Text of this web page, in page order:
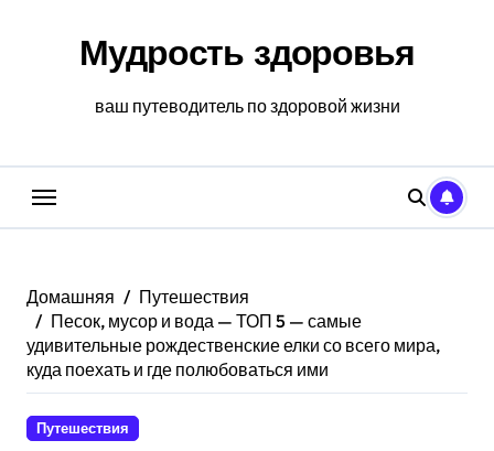
содержаниюМудрость здоровья
ваш путеводитель по здоровой жизни
Домашняя
Путешествия
Песок, мусор и вода — ТОП 5 — самые
удивительные рождественские елки со всего мира,
куда поехать и где полюбоваться ими
Путешествия